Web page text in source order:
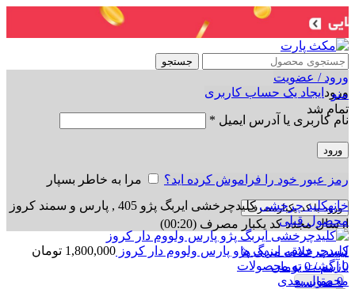
جستجو
ورود / عضویت
ورود ایجاد یک حساب کاربری
نام کاربری یا آدرس ایمیل *
ورود
رمز عبور خود را فراموش کرده اید؟ مرا به خاطر بسپار
ورود با کد یکبارمصرف
ارسال مجدد کد یکبار مصرف (00:
20
)
لیست علاقه مندی ها
0 آیتم /
0 تومان
0 مقایسه
منو
تمام شد
برای بزرگنمایی کلیک کنید
خانهکلید چرخشیکلیدچرخشی ایربگ پژو 405 , پارس و سمند کروز
محصول قبلی
کلیدچرخشی ایربگ پژو پارس ولووم دار کروز 1,800,000 تومان
بازگشت به محصولات
محصول بعدی